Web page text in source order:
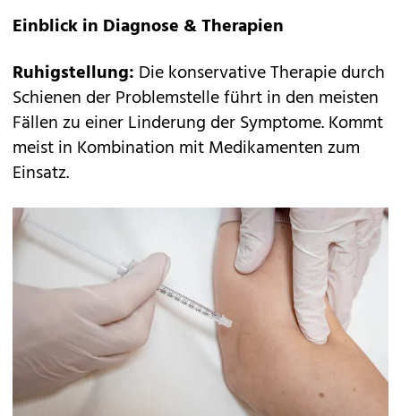
Einblick in Diagnose & Therapien
Ruhigstellung: Die konservative Therapie durch
Schienen der Problemstelle führt in den meisten
Fällen zu einer Linderung der Symptome. Kommt
meist in Kombination mit Medikamenten zum
Einsatz.